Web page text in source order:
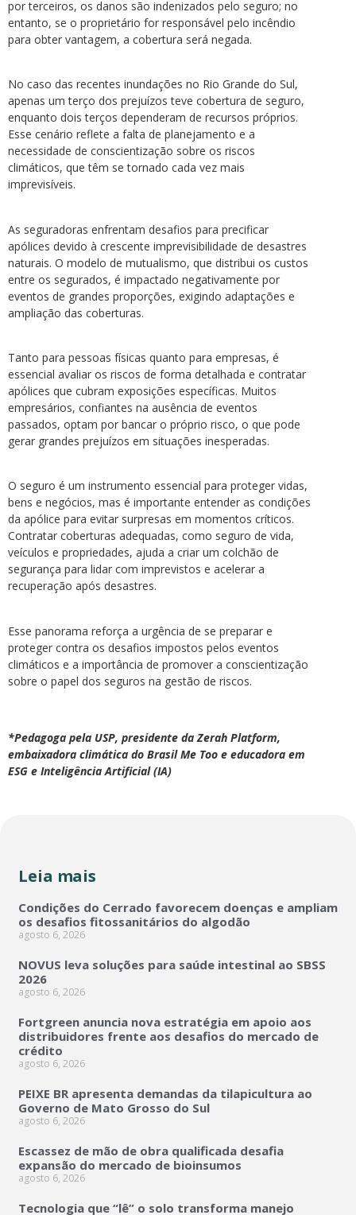
por terceiros, os danos são indenizados pelo seguro; no
entanto, se o proprietário for responsável pelo incêndio
para obter vantagem, a cobertura será negada.
No caso das recentes inundações no Rio Grande do Sul,
apenas um terço dos prejuízos teve cobertura de seguro,
enquanto dois terços dependeram de recursos próprios.
Esse cenário reflete a falta de planejamento e a
necessidade de conscientização sobre os riscos
climáticos, que têm se tornado cada vez mais
imprevisíveis.
As seguradoras enfrentam desafios para precificar
apólices devido à crescente imprevisibilidade de desastres
naturais. O modelo de mutualismo, que distribui os custos
entre os segurados, é impactado negativamente por
eventos de grandes proporções, exigindo adaptações e
ampliação das coberturas.
Tanto para pessoas físicas quanto para empresas, é
essencial avaliar os riscos de forma detalhada e contratar
apólices que cubram exposições específicas. Muitos
empresários, confiantes na ausência de eventos
passados, optam por bancar o próprio risco, o que pode
gerar grandes prejuízos em situações inesperadas.
O seguro é um instrumento essencial para proteger vidas,
bens e negócios, mas é importante entender as condições
da apólice para evitar surpresas em momentos críticos.
Contratar coberturas adequadas, como seguro de vida,
veículos e propriedades, ajuda a criar um colchão de
segurança para lidar com imprevistos e acelerar a
recuperação após desastres.
Esse panorama reforça a urgência de se preparar e
proteger contra os desafios impostos pelos eventos
climáticos e a importância de promover a conscientização
sobre o papel dos seguros na gestão de riscos.
*Pedagoga pela USP, presidente da Zerah Platform,
embaixadora climática do Brasil Me Too e educadora em
ESG e Inteligência Artificial (IA)
Leia mais
Condições do Cerrado favorecem doenças e ampliam
os desafios fitossanitários do algodão
agosto 6, 2026
NOVUS leva soluções para saúde intestinal ao SBSS
2026
agosto 6, 2026
Fortgreen anuncia nova estratégia em apoio aos
distribuidores frente aos desafios do mercado de
crédito
agosto 6, 2026
PEIXE BR apresenta demandas da tilapicultura ao
Governo de Mato Grosso do Sul
agosto 6, 2026
Escassez de mão de obra qualificada desafia
expansão do mercado de bioinsumos
agosto 6, 2026
Tecnologia que “lê” o solo transforma manejo